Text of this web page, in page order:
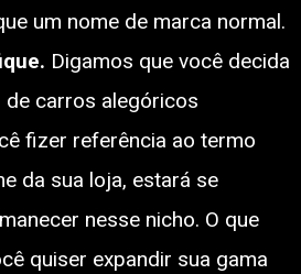
um nome de marca normal.
Digamos que você decida
de carros alegóricos
fizer referência ao termo
da sua loja, estará se
nesse nicho. O que
quiser expandir sua gama